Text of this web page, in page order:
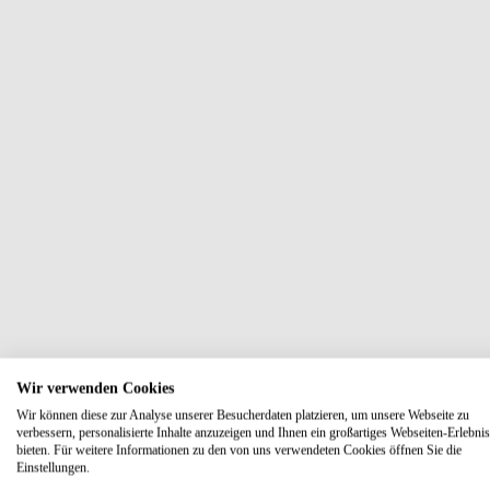
Wir verwenden Cookies
Wir können diese zur Analyse unserer Besucherdaten platzieren, um unsere Webseite zu
verbessern, personalisierte Inhalte anzuzeigen und Ihnen ein großartiges Webseiten-
bieten. Für weitere Informationen zu den von uns verwendeten Cookies öffnen Sie die
Einstellungen.